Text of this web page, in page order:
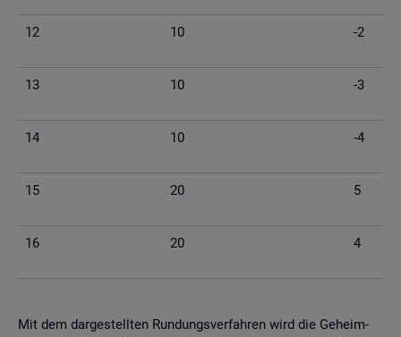
12 10 -2
13 10 -3
14 10 -4
15 20 5
16 20 4
Mit dem dar­ge­stell­ten Run­dungs­ver­fah­ren wird die Ge­heim­